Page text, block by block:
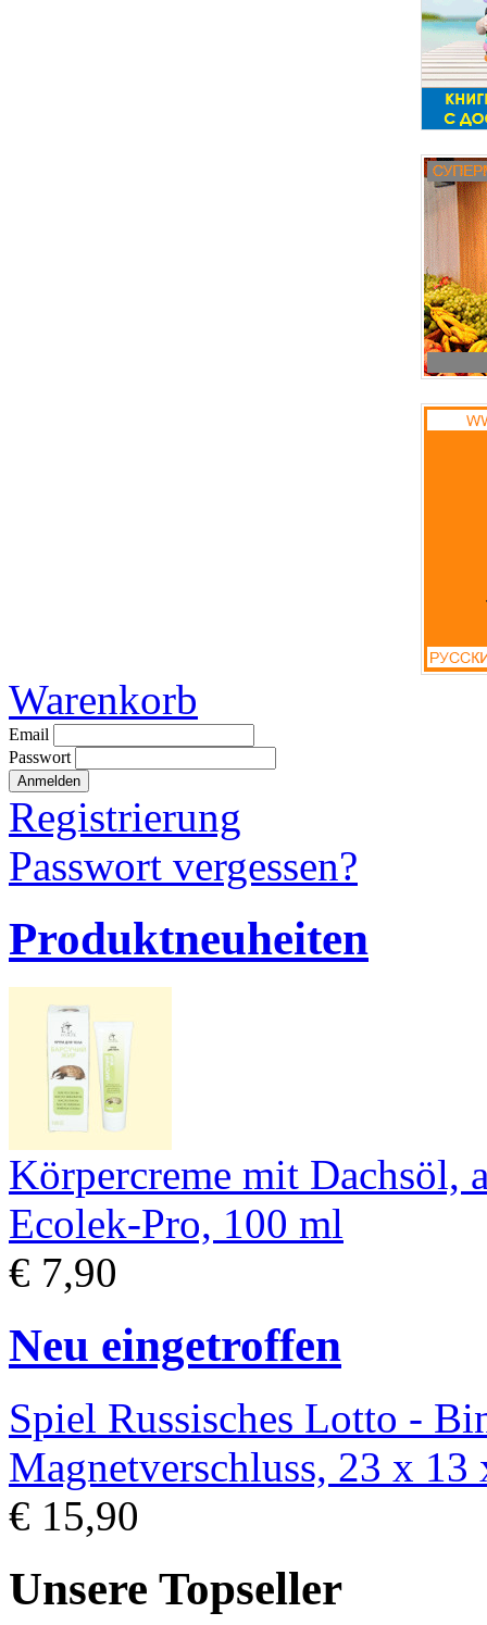
Warenkorb
Email
Passwort
Registrierung
Passwort vergessen?
Produktneuheiten
Körpercreme mit Dachsöl,
Ecolek-Pro, 100 ml
€ 7,90
Neu eingetroffen
Spiel Russisches Lotto -
Magnetverschluss, 23 x 13
€ 15,90
Unsere Topseller